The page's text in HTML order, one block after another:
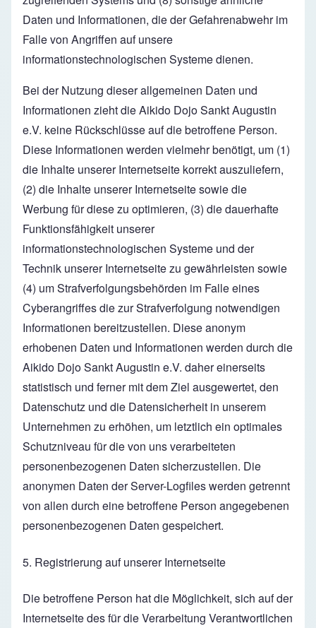
Daten und Informationen, die der Gefahrenabwehr im
Falle von Angriffen auf unsere
informationstechnologischen Systeme dienen.
Bei der Nutzung dieser allgemeinen Daten und
Informationen zieht die Aikido Dojo Sankt Augustin
e.V. keine Rückschlüsse auf die betroffene Person.
Diese Informationen werden vielmehr benötigt, um (1)
die Inhalte unserer Internetseite korrekt auszuliefern,
(2) die Inhalte unserer Internetseite sowie die
Werbung für diese zu optimieren, (3) die dauerhafte
Funktionsfähigkeit unserer
informationstechnologischen Systeme und der
Technik unserer Internetseite zu gewährleisten sowie
(4) um Strafverfolgungsbehörden im Falle eines
Cyberangriffes die zur Strafverfolgung notwendigen
Informationen bereitzustellen. Diese anonym
erhobenen Daten und Informationen werden durch die
Aikido Dojo Sankt Augustin e.V. daher einerseits
statistisch und ferner mit dem Ziel ausgewertet, den
Datenschutz und die Datensicherheit in unserem
Unternehmen zu erhöhen, um letztlich ein optimales
Schutzniveau für die von uns verarbeiteten
personenbezogenen Daten sicherzustellen. Die
anonymen Daten der Server-Logfiles werden getrennt
von allen durch eine betroffene Person angegebenen
personenbezogenen Daten gespeichert.
5. Registrierung auf unserer Internetseite
Die betroffene Person hat die Möglichkeit, sich auf der
Internetseite des für die Verarbeitung Verantwortlichen